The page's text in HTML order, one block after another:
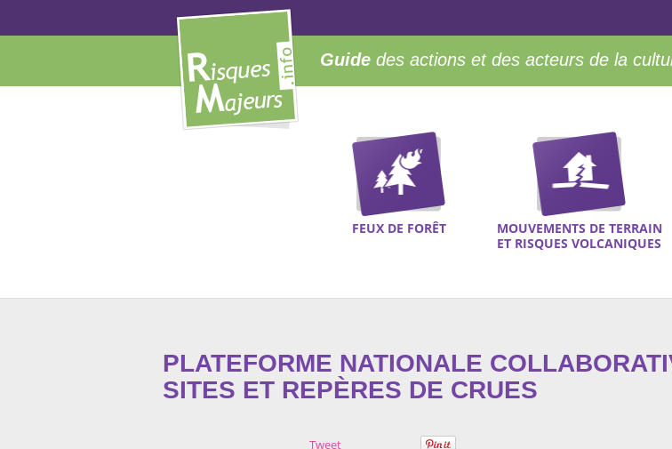
Guide des actions et des acteurs de la
FEUX DE FORÊT
MOUVEMENTS DE TERRAIN
ET RISQUES VOLCANIQUES
PLATEFORME NATIONALE
SITES ET REPÈRES DE CRUES
Tweet